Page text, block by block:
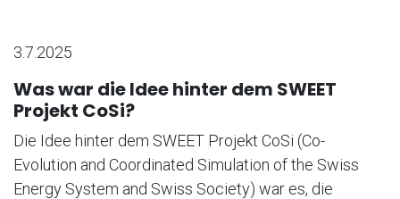
3.7.2025
Was war die Idee hinter dem SWEET
Projekt CoSi?
Die Idee hinter dem SWEET Projekt CoSi (Co-
Evolution and Coordinated Simulation of the Swiss
Energy System and Swiss Society) war es, die